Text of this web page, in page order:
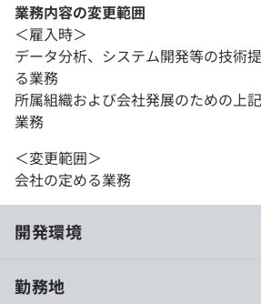
業務内容の変更範囲
＜雇入時＞
データ分析、システム開発等の技術
る業務
所属組織および会社発展のための上
業務
＜変更範囲＞
会社の定める業務
開発環境
勤務地